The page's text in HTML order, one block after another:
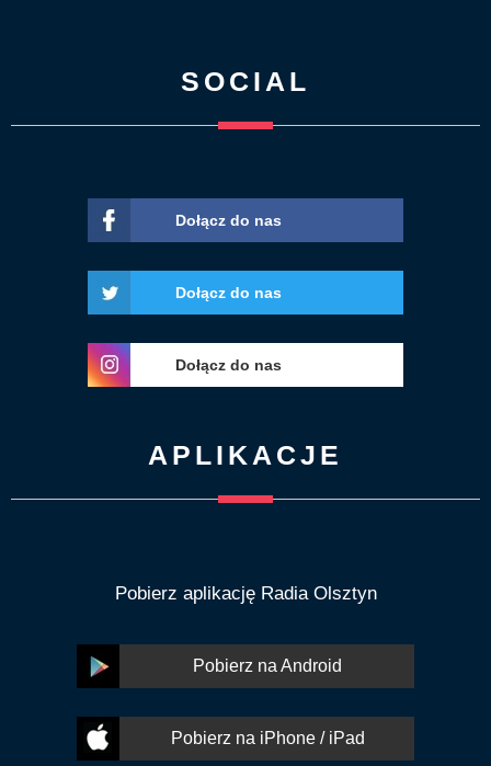
SOCIAL
Dołącz do nas
Dołącz do nas
Dołącz do nas
APLIKACJE
Pobierz aplikację Radia Olsztyn
Pobierz na Android
Pobierz na iPhone / iPad